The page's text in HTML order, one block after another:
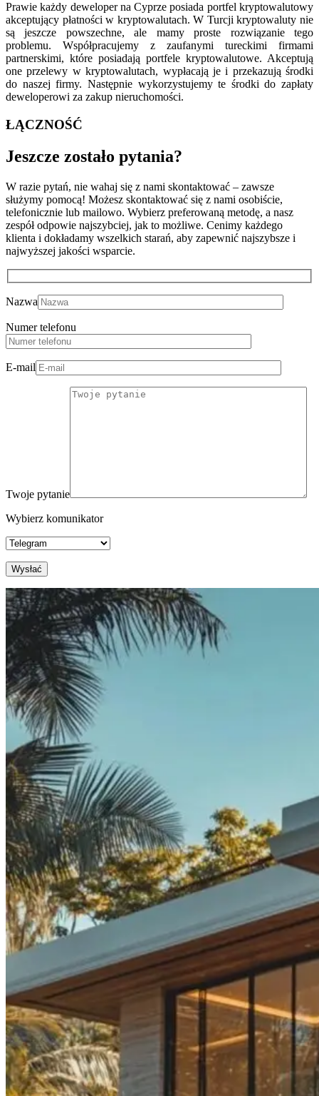
Prawie każdy deweloper na Cyprze posiada portfel kryptowalutowy
akceptujący płatności w kryptowalutach. W Turcji kryptowaluty nie
są jeszcze powszechne, ale mamy proste rozwiązanie tego
problemu. Współpracujemy z zaufanymi tureckimi firmami
partnerskimi, które posiadają portfele kryptowalutowe. Akceptują
one przelewy w kryptowalutach, wypłacają je i przekazują środki
do naszej firmy. Następnie wykorzystujemy te środki do zapłaty
deweloperowi za zakup nieruchomości.
ŁĄCZNOŚĆ
Jeszcze zostało pytania?
W razie pytań, nie wahaj się z nami skontaktować – zawsze
służymy pomocą! Możesz skontaktować się z nami osobiście,
telefonicznie lub mailowo. Wybierz preferowaną metodę, a nasz
zespół odpowie najszybciej, jak to możliwe. Cenimy każdego
klienta i dokładamy wszelkich starań, aby zapewnić najszybsze i
najwyższej jakości wsparcie.
Nazwa
Numer telefonu
E-mail
Twoje pytanie
Wybierz komunikator